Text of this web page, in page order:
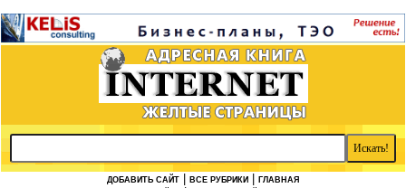
ДОБАВИТЬ САЙТ ВСЕ РУБРИКИ
ГЛАВНАЯ